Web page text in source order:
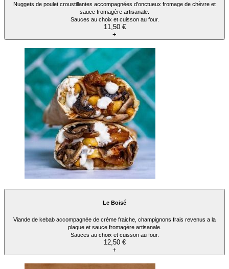
Nuggets de poulet croustillantes accompagnées d'onctueux fromage de chèvre et
sauce fromagère artisanale.
Sauces au choix et cuisson au four.
11,50 €
+
Le Boisé
Viande de kebab accompagnée de crème fraiche, champignons frais revenus a la
plaque et sauce fromagère artisanale.
Sauces au choix et cuisson au four.
12,50 €
+